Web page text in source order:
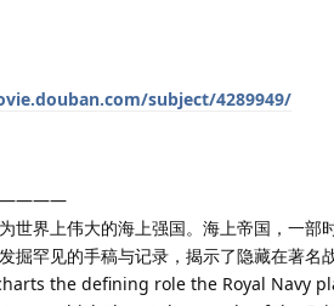
subject/4289949/
世界上伟大的海上强国。海上帝国，一
掘罕见的手稿与记录，揭示了隐藏在著名
the defining role the Royal Navy